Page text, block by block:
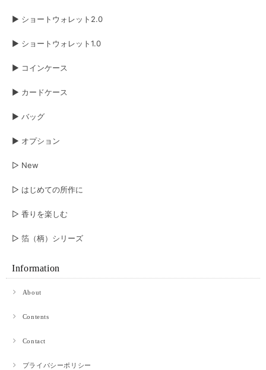
▶︎ ショートウォレット2.0
▶︎ ショートウォレット1.0
▶︎ コインケース
▶︎ カードケース
▶︎ バッグ
▶︎ オプション
▷ New
▷ はじめての所作に
▷ 香りを楽しむ
▷ 箔（柄）シリーズ
Information
About
Contents
Contact
プライバシーポリシー